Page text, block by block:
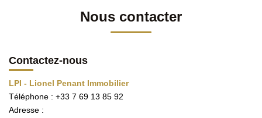
BIENS VENDUS
NOTRE EQUIPE
Nous contacter
Contactez-nous
LPI - Lionel Penant Immobilier
Téléphone : +33 7 69 13 85 92
Adresse :